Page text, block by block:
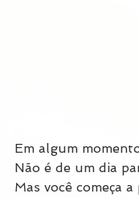
Em algum
Não é de um dia
Mas você começa a